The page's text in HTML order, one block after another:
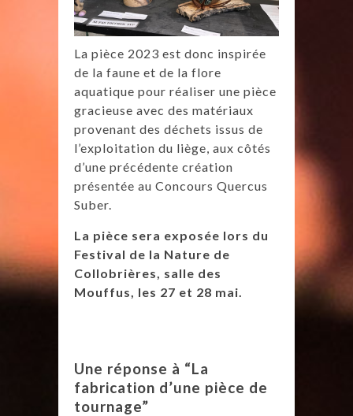
La pièce 2023 est donc inspirée
de la faune et de la flore
aquatique pour réaliser une pièce
gracieuse avec des matériaux
provenant des déchets issus de
l’exploitation du liège, aux côtés
d’une précédente création
présentée au Concours Quercus
Suber.
La pièce sera exposée lors du
Festival de la Nature de
Collobrières, salle des
Mouffus, les 27 et 28 mai.
Une réponse à “La
fabrication d’une pièce de
tournage”